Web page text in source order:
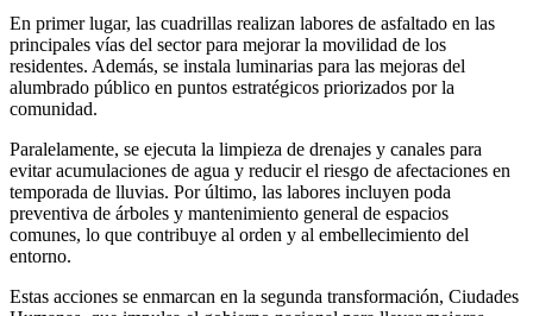
En primer lugar, las cuadrillas realizan labores de asfaltado en las
principales vías del sector para mejorar la movilidad de los
residentes. Además, se instala luminarias para las mejoras del
alumbrado público en puntos estratégicos priorizados por la
comunidad.
Paralelamente, se ejecuta la limpieza de drenajes y canales para
evitar acumulaciones de agua y reducir el riesgo de afectaciones en
temporada de lluvias. Por último, las labores incluyen poda
preventiva de árboles y mantenimiento general de espacios
comunes, lo que contribuye al orden y al embellecimiento del
entorno.
Estas acciones se enmarcan en la segunda transformación, Ciudades